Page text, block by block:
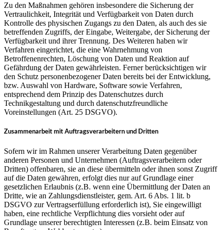
Zu den Maßnahmen gehören insbesondere die Sicherung der
Vertraulichkeit, Integrität und Verfügbarkeit von Daten durch
Kontrolle des physischen Zugangs zu den Daten, als auch des sie
betreffenden Zugriffs, der Eingabe, Weitergabe, der Sicherung der
Verfügbarkeit und ihrer Trennung. Des Weiteren haben wir
Verfahren eingerichtet, die eine Wahrnehmung von
Betroffenenrechten, Löschung von Daten und Reaktion auf
Gefährdung der Daten gewährleisten. Ferner berücksichtigen wir
den Schutz personenbezogener Daten bereits bei der Entwicklung,
bzw. Auswahl von Hardware, Software sowie Verfahren,
entsprechend dem Prinzip des Datenschutzes durch
Technikgestaltung und durch datenschutzfreundliche
Voreinstellungen (Art. 25 DSGVO).
Zusammenarbeit mit Auftragsverarbeitern und Dritten
Sofern wir im Rahmen unserer Verarbeitung Daten gegenüber
anderen Personen und Unternehmen (Auftragsverarbeitern oder
Dritten) offenbaren, sie an diese übermitteln oder ihnen sonst Zugriff
auf die Daten gewähren, erfolgt dies nur auf Grundlage einer
gesetzlichen Erlaubnis (z.B. wenn eine Übermittlung der Daten an
Dritte, wie an Zahlungsdienstleister, gem. Art. 6 Abs. 1 lit. b
DSGVO zur Vertragserfüllung erforderlich ist), Sie eingewilligt
haben, eine rechtliche Verpflichtung dies vorsieht oder auf
Grundlage unserer berechtigten Interessen (z.B. beim Einsatz von